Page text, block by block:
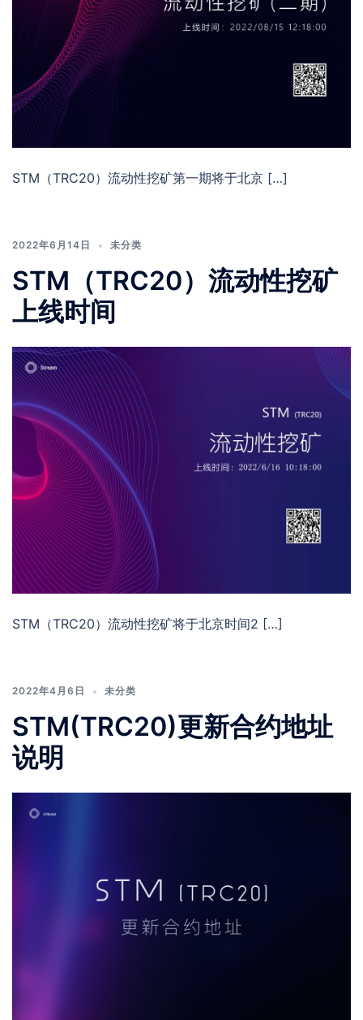
STM（TRC20）流动性挖矿第一期将于北京 […]
2022年6月14日 未分类
STM（TRC20）流动性挖矿
上线时间
STM（TRC20）流动性挖矿将于北京时间2 […]
2022年4月6日 未分类
STM(TRC20)更新合约地址
说明